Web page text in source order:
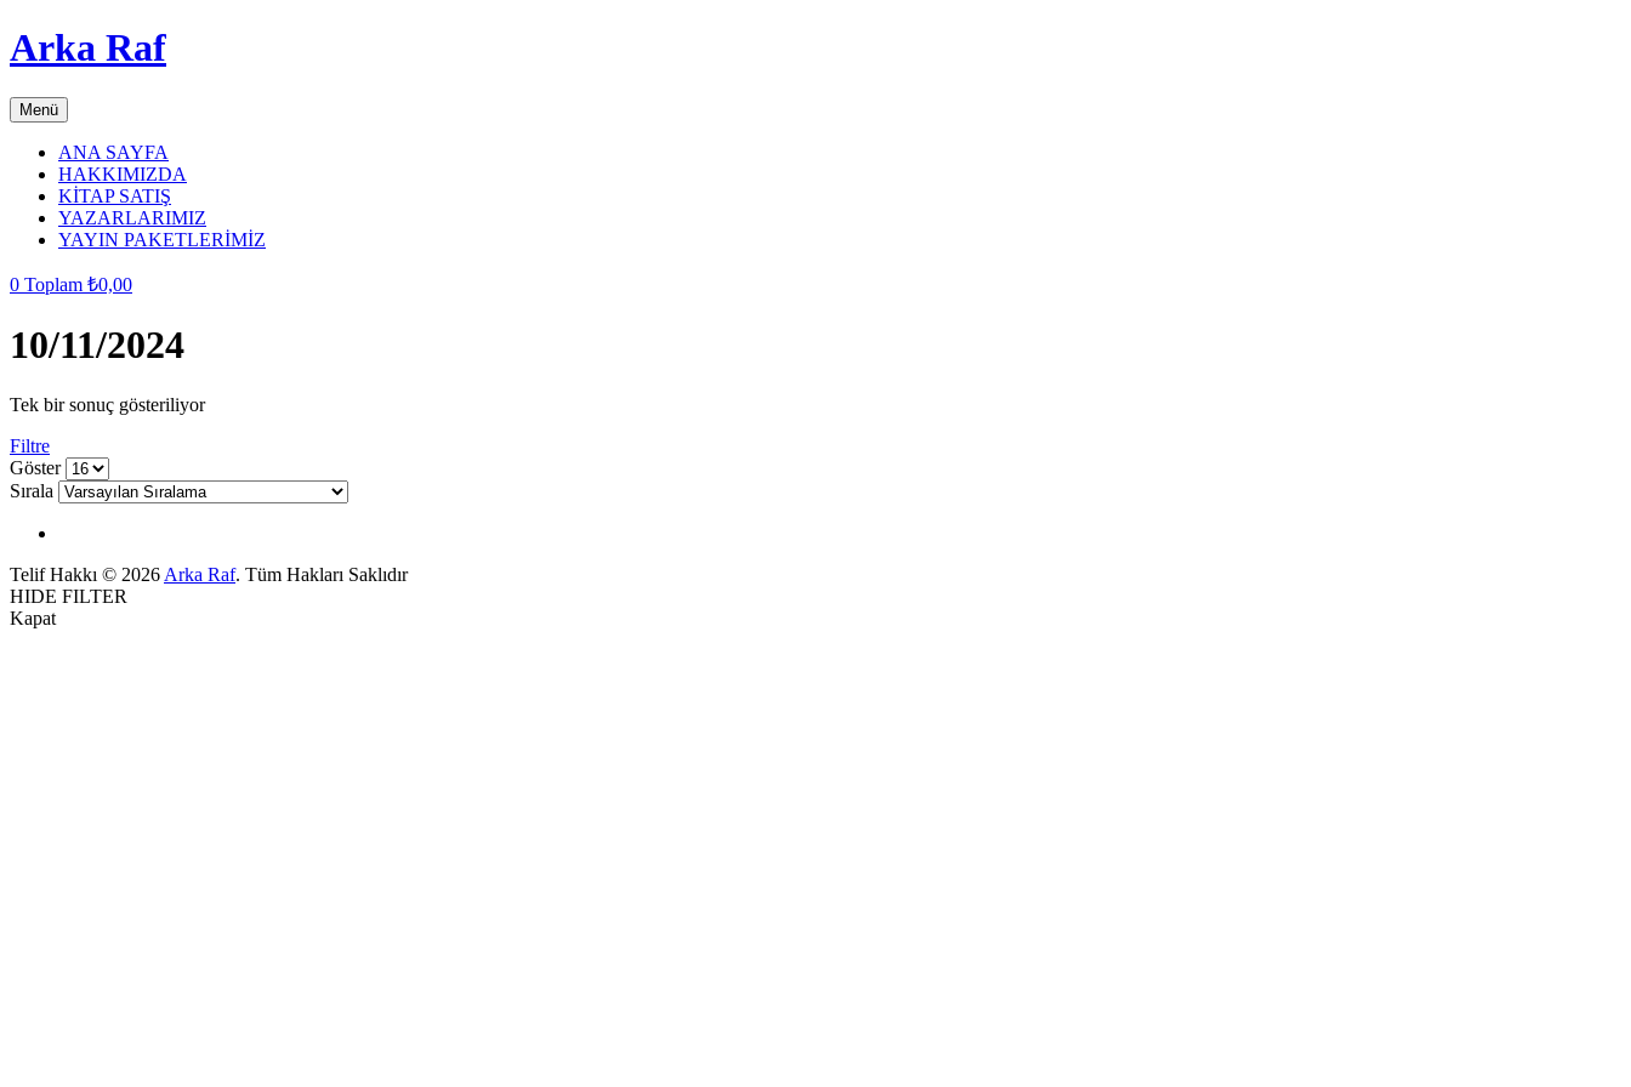
Arka Raf
Menü
ANA SAYFA
HAKKIMIZDA
KİTAP SATIŞ
YAZARLARIMIZ
YAYIN PAKETLERİMİZ
0 Toplam ₺0,00
10/11/2024
Tek bir sonuç gösteriliyor
Filtre
grid
button
list
button
Göster
Sırala
Telif Hakkı © 2026 Arka Raf. Tüm Hakları Saklıdır
HIDE FILTER
Kapat